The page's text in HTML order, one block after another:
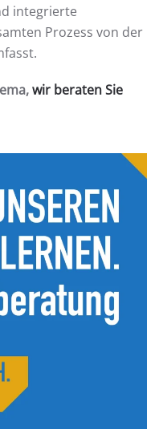
integrierte
Prozess von der
wir beraten Sie